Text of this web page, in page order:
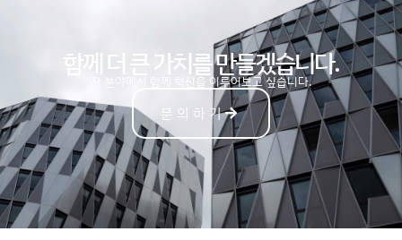
함께 더 큰 가치를 만들겠습니다.
차 분야에서 함께 혁신을 이루어보고 싶습니다.
문의하기